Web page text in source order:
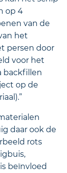
op 4
van de
het
persen door
voor het
backfillen
op de
daar ook de
rots
beïnvloed